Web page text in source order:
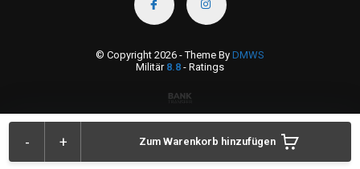
+
- Zum Warenkorb hinzufügen
© Copyright 2026 - Theme By DMWS
Militär 8.8 - Ratings